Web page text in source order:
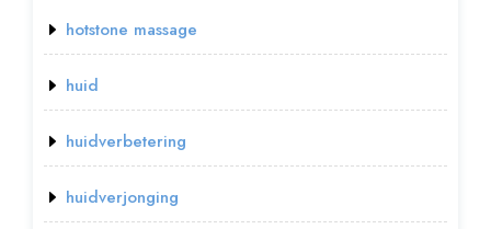
hotstone massage
huid
huidverbetering
huidverjonging